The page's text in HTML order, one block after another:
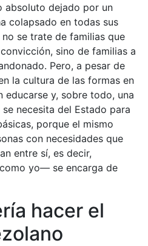
absoluto dejado por un
colapsado en todas sus
se trate de familias que
sino de familias a
Pero, a pesar de
la cultura de las formas en
educarse y, sobre todo, una
necesita del Estado para
porque el mismo
con necesidades que
entre sí, es decir,
yo— se encarga de
hacer el